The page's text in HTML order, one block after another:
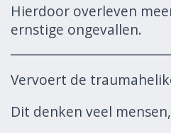
Hierdoor overleven
ernstige ongevallen.
Vervoert de
Dit denken veel